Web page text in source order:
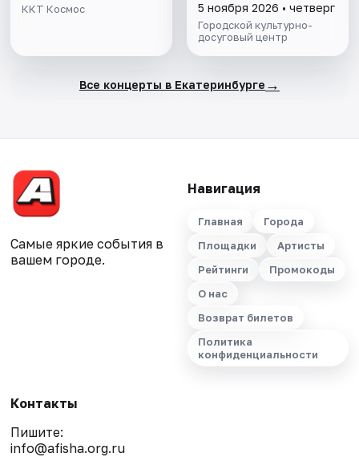
ККТ Космос 5 ноября 2026 • четверг
Городской культурно-
досуговый центр
Все концерты в Екатеринбурге →
Самые яркие события в
вашем городе.
Навигация
Главная
Города
Площадки
Артисты
Рейтинги
Промокоды
О нас
Возврат билетов
Политика
конфиденциальности
Контакты
Пишите:
info@afisha.org.ru